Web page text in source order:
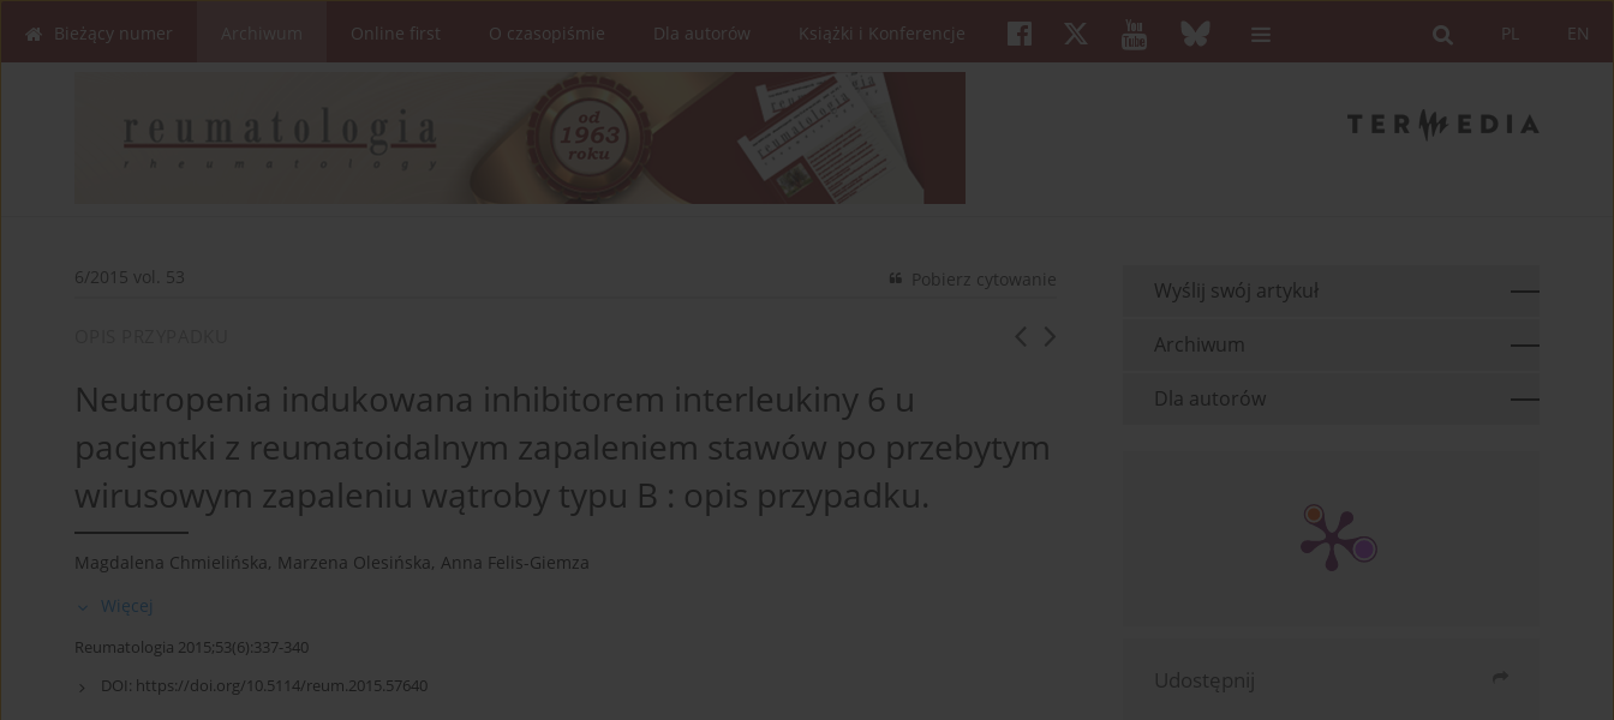
EN
PL
Bieżący numer Online first O czasopiśmie Dla autorów Książki i Konferencje
6/2015 vol. 53 Pobierz cytowanie
Neutropenia indukowana inhibitorem interleukiny 6 u
pacjentki z reumatoidalnym zapaleniem stawów po przebytym
wirusowym zapaleniu wątroby typu B : opis przypadku.
Magdalena Chmielińska, Marzena Olesińska, Anna Felis-Giemza
Więcej
Reumatologia 2015;53(6):337-340
DOI: https://doi.org/10.5114/reum.2015.57640
Wyślij swój artykuł
Archiwum
Dla autorów
Udostępnij